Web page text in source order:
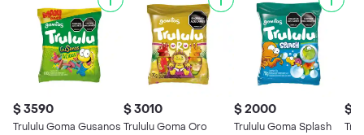
$ 3590
Trululu Goma Gusanos
$ 3010
Trululu Goma Oro
$ 2000
Trululu Goma Splash
$